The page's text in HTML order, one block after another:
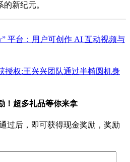
新纪元。
平台：用户可创作 AI 互动视频与
授权:王兴兴团队通过半椭圆机身
！超多礼品等你来拿
过后，即可获得现金奖励，奖励